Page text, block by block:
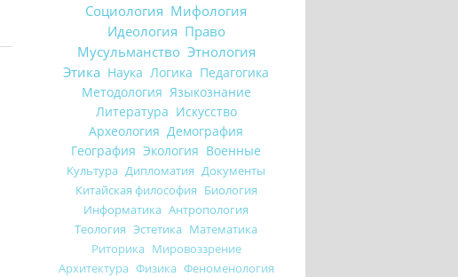
Социология Мифология
Идеология Право
Мусульманство Этнология
Этика Наука Логика Педагогика
Методология Языкознание
Литература Искусство
Археология Демография
География Экология Военные
Культура Дипломатия Документы
Китайская философия Биология
Информатика Антропология
Теология Эстетика Математика
Риторика Мировоззрение
Архитектура Физика Феноменология